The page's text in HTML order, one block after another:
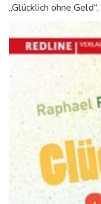
„Glücklich ohne Geld“.